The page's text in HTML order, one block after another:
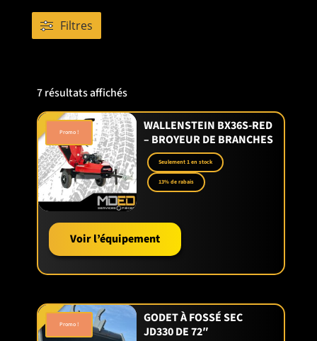
7 résultats affichés
Promo !
WALLENSTEIN BX36S-RED
– BROYEUR DE BRANCHES
Seulement 1 en stock
13% de rabais
Voir l’équipement
Promo !
GODET À FOSSÉ SEC
JD330 DE 72″
Filtres